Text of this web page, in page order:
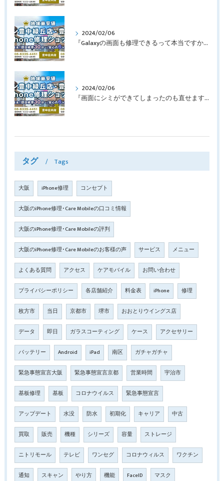
2024/02/06
『Galaxyの画面も修理できるって本当ですか？』豊中市服部本町より画面修理でご来店♪【Galaxy Note10+】
2024/02/06
『画面にシミができてしまったのも直せますか？』豊中市南桜塚より画面修理でご来店♪【iPhone11Pro】
タグ Tags
大阪 iPhone修理 コンセプト
大阪のiPhone修理･Care Mobileの口コミ情報
大阪のiPhone修理･Care Mobileの評判
大阪のiPhone修理･Care Mobileのお客様の声 サービス メニュー
よくある質問 アクセス ケアモバイル お問い合わせ
プライバシーポリシー 各店舗紹介 料金表 iPhone 修理
枚方市 当日 京都市 堺市 おおとりウイングス店
データ 即日 ガラスコーティング ケース アクセサリー
バッテリー Android iPad 南区 ガチャガチャ
緊急事態宣言大阪 緊急事態宣言京都 営業時間 宇治市
基板修理 基板 コロナウイルス 緊急事態宣言
アップデート 水没 防水 初期化 キャリア 中古
買取 販売 機種 シリーズ 容量 ストレージ
ニトリモール テレビ ワンセグ コロナウィルス ワクチン
通知 スキャン やり方 機能 FaceID マスク